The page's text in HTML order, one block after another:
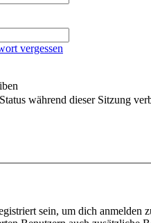
vergessen
während dieser Sitzung
sein, um dich